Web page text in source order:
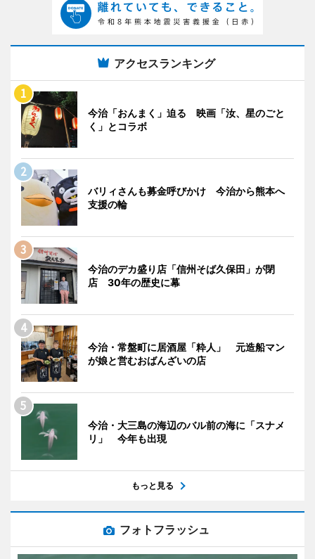
アクセスランキング
今治「おんまく」迫る 映画「汝、星のごと
く」とコラボ
バリィさんも募金呼びかけ 今治から熊本へ
支援の輪
今治のデカ盛り店「信州そば久保田」が閉
店 30年の歴史に幕
今治・常盤町に居酒屋「粋人」 元造船マン
が娘と営むおばんざいの店
今治・大三島の海辺のバル前の海に「スナメ
リ」 今年も出現
もっと見る
フォトフラッシュ